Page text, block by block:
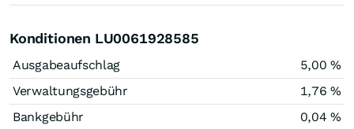
Konditionen LU0061928585
Ausgabeaufschlag
5,00 %
Verwaltungsgebühr
1,76 %
Bankgebühr
0,04 %